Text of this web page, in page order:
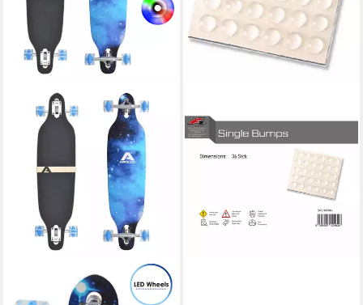
Longboard Twin Tip DT
Snowboard F2 Snowboard
Pads Single Bumps 36 Stück
2024/25
lieferbar - in 4-5 Werktagen bei dir